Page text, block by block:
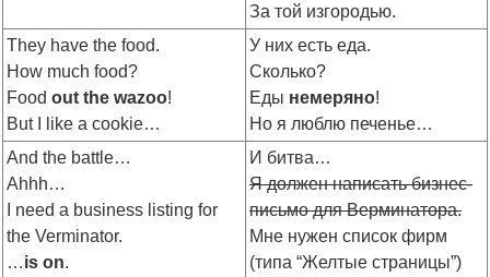
За той изгородью.
They have the food.
How much food?
Food out the wazoo!
But I like a cookie…
У них есть еда.
Сколько?
Еды немеряно!
Но я люблю печенье…
And the battle…
Ahhh…
I need a business listing for
the Verminator.
…is on.
И битва…
Я должен написать бизнес-
письмо для Верминатора.
Мне нужен список фирм
(типа “Желтые страницы”)